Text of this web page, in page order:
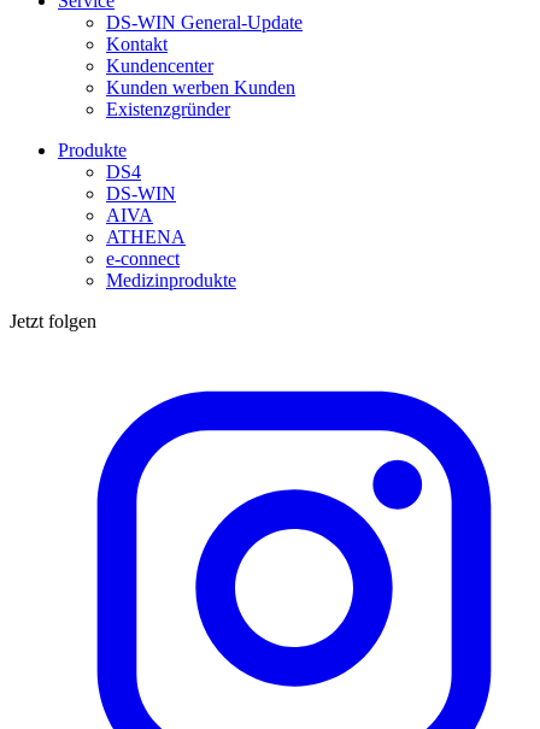
DS-WIN General-Update
Kontakt
Kundencenter
Kunden werben Kunden
Existenzgründer
Produkte
DS4
DS-WIN
AIVA
ATHENA
e-connect
Medizinprodukte
Jetzt folgen